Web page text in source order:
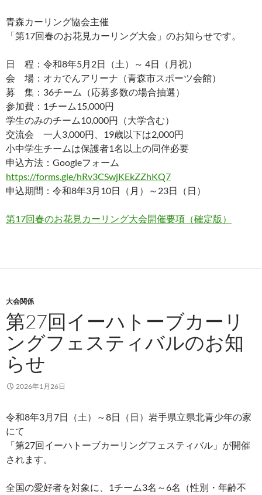
青森カーリング協会主催
「第17回春のお花見カーリング大会」のお知らせです。
日 程：令和8年5月2日（土）～ 4日（月祝）
会 場：オカでんアリーナ（青森市スポーツ会館）
募 集：36チーム（応募多数の場合抽選）
参加費：1チーム15,000円
学生のみのチーム10,000円（大学含む）
交流会 一人3,000円、19歳以下は2,000円
小中学生チームは保護者1名以上の同伴必要
申込方法：Googleフォーム
https://forms.gle/hRv3CSwjKEkZZhKQ7
申込期間：令和8年3月10日（月）～23日（日）
第17回春のお花見カーリング大会開催要項（確定版）
大会関係
第27回イーハトーブカーリ
ングフェスティバルのお知
らせ
2026年1月26日
令和8年3月7日（土）～8日（日）岩手県立県北青少年の家
にて
「第27回イーハトーブカーリングフェスティバル」が開催
されます。
全国の愛好者を対象に、1チーム3名～6名（性別・年齢不